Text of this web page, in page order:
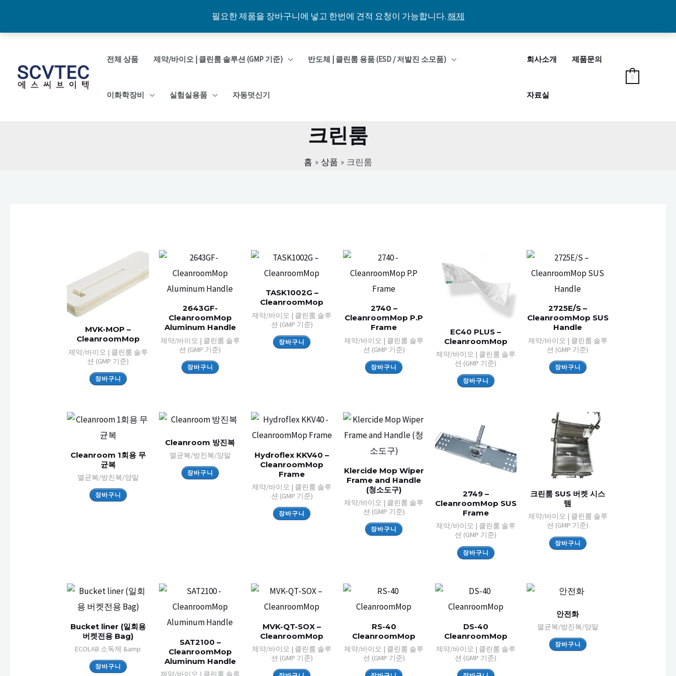
필요한 제품을 장바구니에 넣고 한번에 견적 요청이 가능합니다.해제
전체 상품 제약/바이오 | 클린룸 솔루션 (GMP 기준) 반도체 | 클린룸 용품 (ESD / 저발진 소모품)
이화학장비 실험실용품 자동덧신기
회사소개 제품문의
자료실
0
크린룸
홈 상품 크린룸
MVK-MOP –
CleanroomMop
제약/바이오 | 클린룸 솔루
션 (GMP 기준)
장바구니
2643GF-
CleanroomMop
Aluminum Handle
제약/바이오 | 클린룸 솔루
션 (GMP 기준)
장바구니
TASK1002G –
CleanroomMop
제약/바이오 | 클린룸 솔루
션 (GMP 기준)
장바구니
2740 –
CleanroomMop P.P
Frame
제약/바이오 | 클린룸 솔루
션 (GMP 기준)
장바구니
EC40 PLUS –
CleanroomMop
제약/바이오 | 클린룸 솔루
션 (GMP 기준)
장바구니
2725E/S –
CleanroomMop SUS
Handle
제약/바이오 | 클린룸 솔루
션 (GMP 기준)
장바구니
Cleanroom 1회용 무
균복
멸균복/방진복/양말
장바구니
Cleanroom 방진복
멸균복/방진복/양말
장바구니
Hydroflex KKV40 –
CleanroomMop
Frame
제약/바이오 | 클린룸 솔루
션 (GMP 기준)
장바구니
Klercide Mop Wiper
Frame and Handle
(청소도구)
제약/바이오 | 클린룸 솔루
션 (GMP 기준)
장바구니
2749 –
CleanroomMop SUS
Frame
제약/바이오 | 클린룸 솔루
션 (GMP 기준)
장바구니
크린룸 SUS 버켓 시스
템
제약/바이오 | 클린룸 솔루
션 (GMP 기준)
장바구니
Bucket liner (일회용
버켓전용 Bag)
ECOLAB 소독제 &amp
장바구니
SAT2100 –
CleanroomMop
Aluminum Handle
제약/바이오 | 클린룸 솔루
MVK-QT-SOX –
CleanroomMop
제약/바이오 | 클린룸 솔루
션 (GMP 기준)
RS-40
CleanroomMop
제약/바이오 | 클린룸 솔루
션 (GMP 기준)
DS-40
CleanroomMop
제약/바이오 | 클린룸 솔루
션 (GMP 기준)
안전화
멸균복/방진복/양말
장바구니